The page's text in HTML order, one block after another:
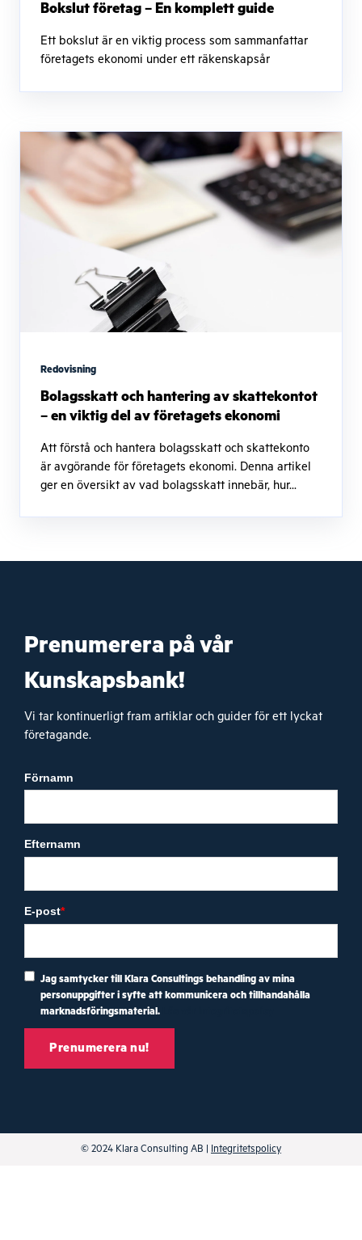
Bokslut företag – En komplett guide
Ett bokslut är en viktig process som sammanfattar
företagets ekonomi under ett räkenskapsår
Redovisning
Bolagsskatt och hantering av skattekontot
– en viktig del av företagets ekonomi
Att förstå och hantera bolagsskatt och skattekonto
är avgörande för företagets ekonomi. Denna artikel
ger en översikt av vad bolagsskatt innebär, hur...
Prenumerera på vår
Kunskapsbank!
Vi tar kontinuerligt fram artiklar och guider för ett lyckat
företagande.
Förnamn
Efternamn
E-post*
Jag samtycker till Klara Consultings behandling av mina
personuppgifter i syfte att kommunicera och tillhandahålla
marknadsföringsmaterial.
© 2024 Klara Consulting AB | Integritetspolicy